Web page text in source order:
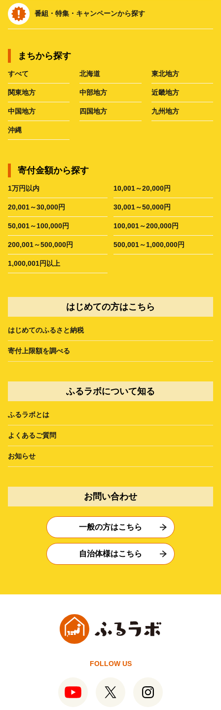
番組・特集・キャンペーンから探す
まちから探す
すべて 北海道 東北地方
関東地方 中部地方 近畿地方
中国地方 四国地方 九州地方
沖縄
寄付金額から探す
1万円以内 10,001～20,000円
20,001～30,000円 30,001～50,000円
50,001～100,000円 100,001～200,000円
200,001～500,000円 500,001～1,000,000円
1,000,001円以上
はじめての方はこちら
はじめてのふるさと納税
寄付上限額を調べる
ふるラボについて知る
ふるラボとは
よくあるご質問
お知らせ
お問い合わせ
一般の方はこちら
自治体様はこちら
FOLLOW US